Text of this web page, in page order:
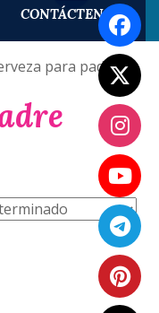
CONTÁCTENOS
para padre”